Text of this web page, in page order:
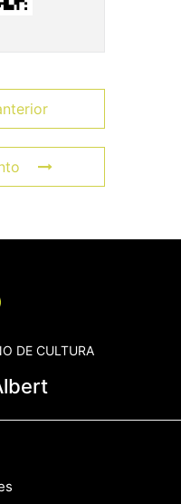
DE CULTURA